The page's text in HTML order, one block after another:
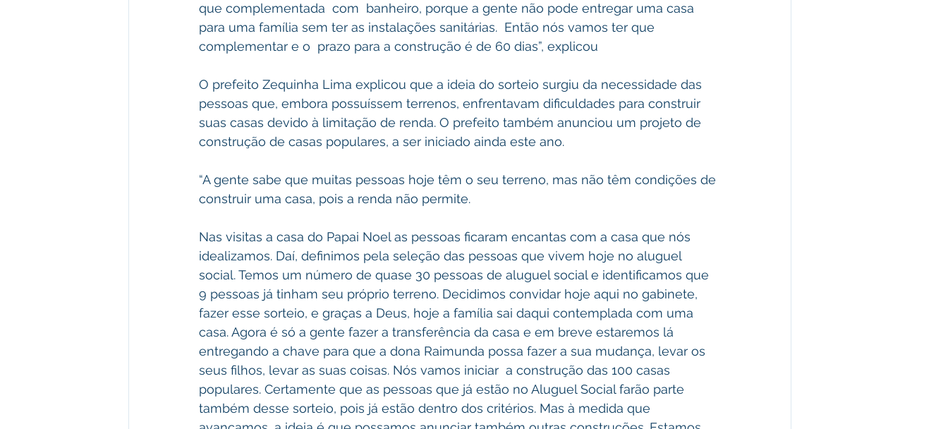
que complementada  com  banheiro, porque a gente não pode entregar uma casa
para uma família sem ter as instalações sanitárias.  Então nós vamos ter que
complementar e o  prazo para a construção é de 60 dias”, explicou
O prefeito Zequinha Lima explicou que a ideia do sorteio surgiu da necessidade das
pessoas que, embora possuíssem terrenos, enfrentavam dificuldades para construir
suas casas devido à limitação de renda. O prefeito também anunciou um projeto de
construção de casas populares, a ser iniciado ainda este ano.
“A gente sabe que muitas pessoas hoje têm o seu terreno, mas não têm condições de
construir uma casa, pois a renda não permite.
Nas visitas a casa do Papai Noel as pessoas ficaram encantas com a casa que nós
idealizamos. Daí, definimos pela seleção das pessoas que vivem hoje no aluguel
social. Temos um número de quase 30 pessoas de aluguel social e identificamos que
9 pessoas já tinham seu próprio terreno. Decidimos convidar hoje aqui no gabinete,
fazer esse sorteio, e graças a Deus, hoje a família sai daqui contemplada com uma
casa. Agora é só a gente fazer a transferência da casa e em breve estaremos lá
entregando a chave para que a dona Raimunda possa fazer a sua mudança, levar os
seus filhos, levar as suas coisas. Nós vamos iniciar  a construção das 100 casas
populares. Certamente que as pessoas que já estão no Aluguel Social farão parte
também desse sorteio, pois já estão dentro dos critérios. Mas à medida que